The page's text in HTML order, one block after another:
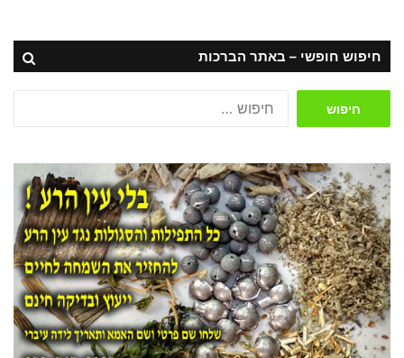
חיפוש חופשי – באתר הברכות